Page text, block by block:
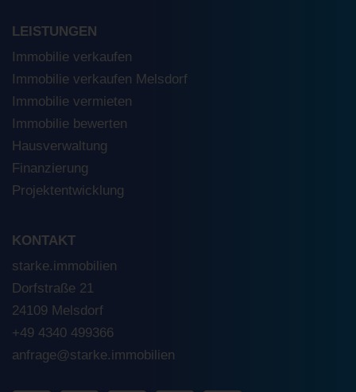
LEISTUNGEN
Immobilie verkaufen
Immobilie verkaufen Melsdorf
Immobilie vermieten
Immobilie bewerten
Hausverwaltung
Finanzierung
Projektentwicklung
KONTAKT
starke.immobilien
Dorfstraße 21
24109 Melsdorf
+49 4340 499366
anfrage@starke.immobilien